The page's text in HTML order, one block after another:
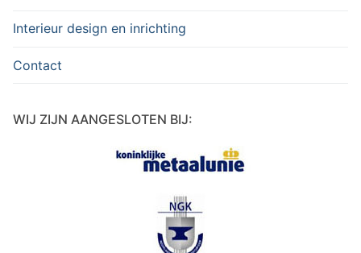
Interieur design en inrichting
Contact
WIJ ZIJN AANGESLOTEN BIJ: